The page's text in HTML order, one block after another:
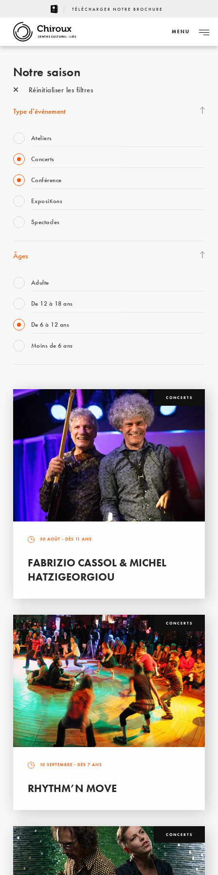
TÉLÉCHARGER NOTRE BROCHURE
CENTRE CULTUREL - LIÈGE
MENU
Notre saison
Réinitialiser les filtres
Type d’événement
Ateliers
Concerts
Conférence
Expositions
Spectacles
Âges
Adulte
De 12 à 18 ans
De 6 à 12 ans
Moins de 6 ans
CONCERTS
30 AOÛT - DÈS 11 ANS
FABRIZIO CASSOL & MICHEL
HATZIGEORGIOU
CONCERTS
10 SEPTEMBRE - DÈS 7 ANS
RHYTHM’N MOVE
CONCERTS